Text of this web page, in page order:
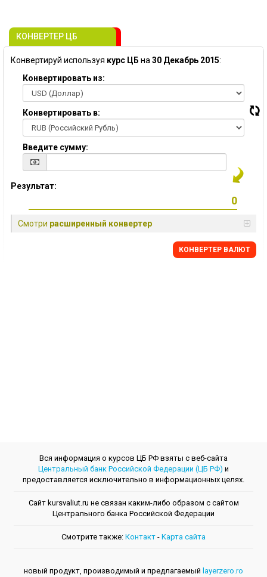
КОНВЕРТЕР ЦБ
Конвертируй используя курс ЦБ на 30 Декабрь 2015:
Конвертировать из:
Конвертировать в:
Введите сумму:
Результат:
Смотри расширенный конвертер
КОНВЕРТЕР ВАЛЮТ
Вся информация о курсов ЦБ РФ взяты с веб-сайта
Центральный банк Российской Федерации (ЦБ РФ) и
предоставляется исключительно в информационных целях.
Сайт kursvaliut.ru не связан каким-либо образом с сайтом
Центрального банкa Российской Федерации
Смотрите также: Контакт - Kарта сайта
новый продукт, производимый и предлагаемый layerzero.ro